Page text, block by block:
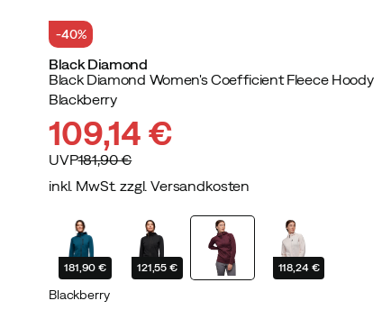
-40%
Black Diamond
Black Diamond Women's Coefficient Fleece Hoody
Blackberry
discounted
price
109,14 €
original
price
UVP181,90 €
inkl. MwSt. zzgl. Versandkosten
181,90 € 121,55 € 118,24 €
Blackberry